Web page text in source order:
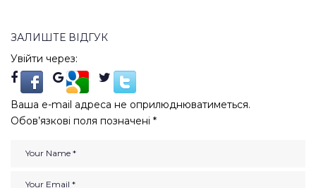
ЗАЛИШТЕ ВІДГУК
Увійти через:
Ваша e-mail адреса не оприлюднюватиметься.
Обов’язкові поля позначені *